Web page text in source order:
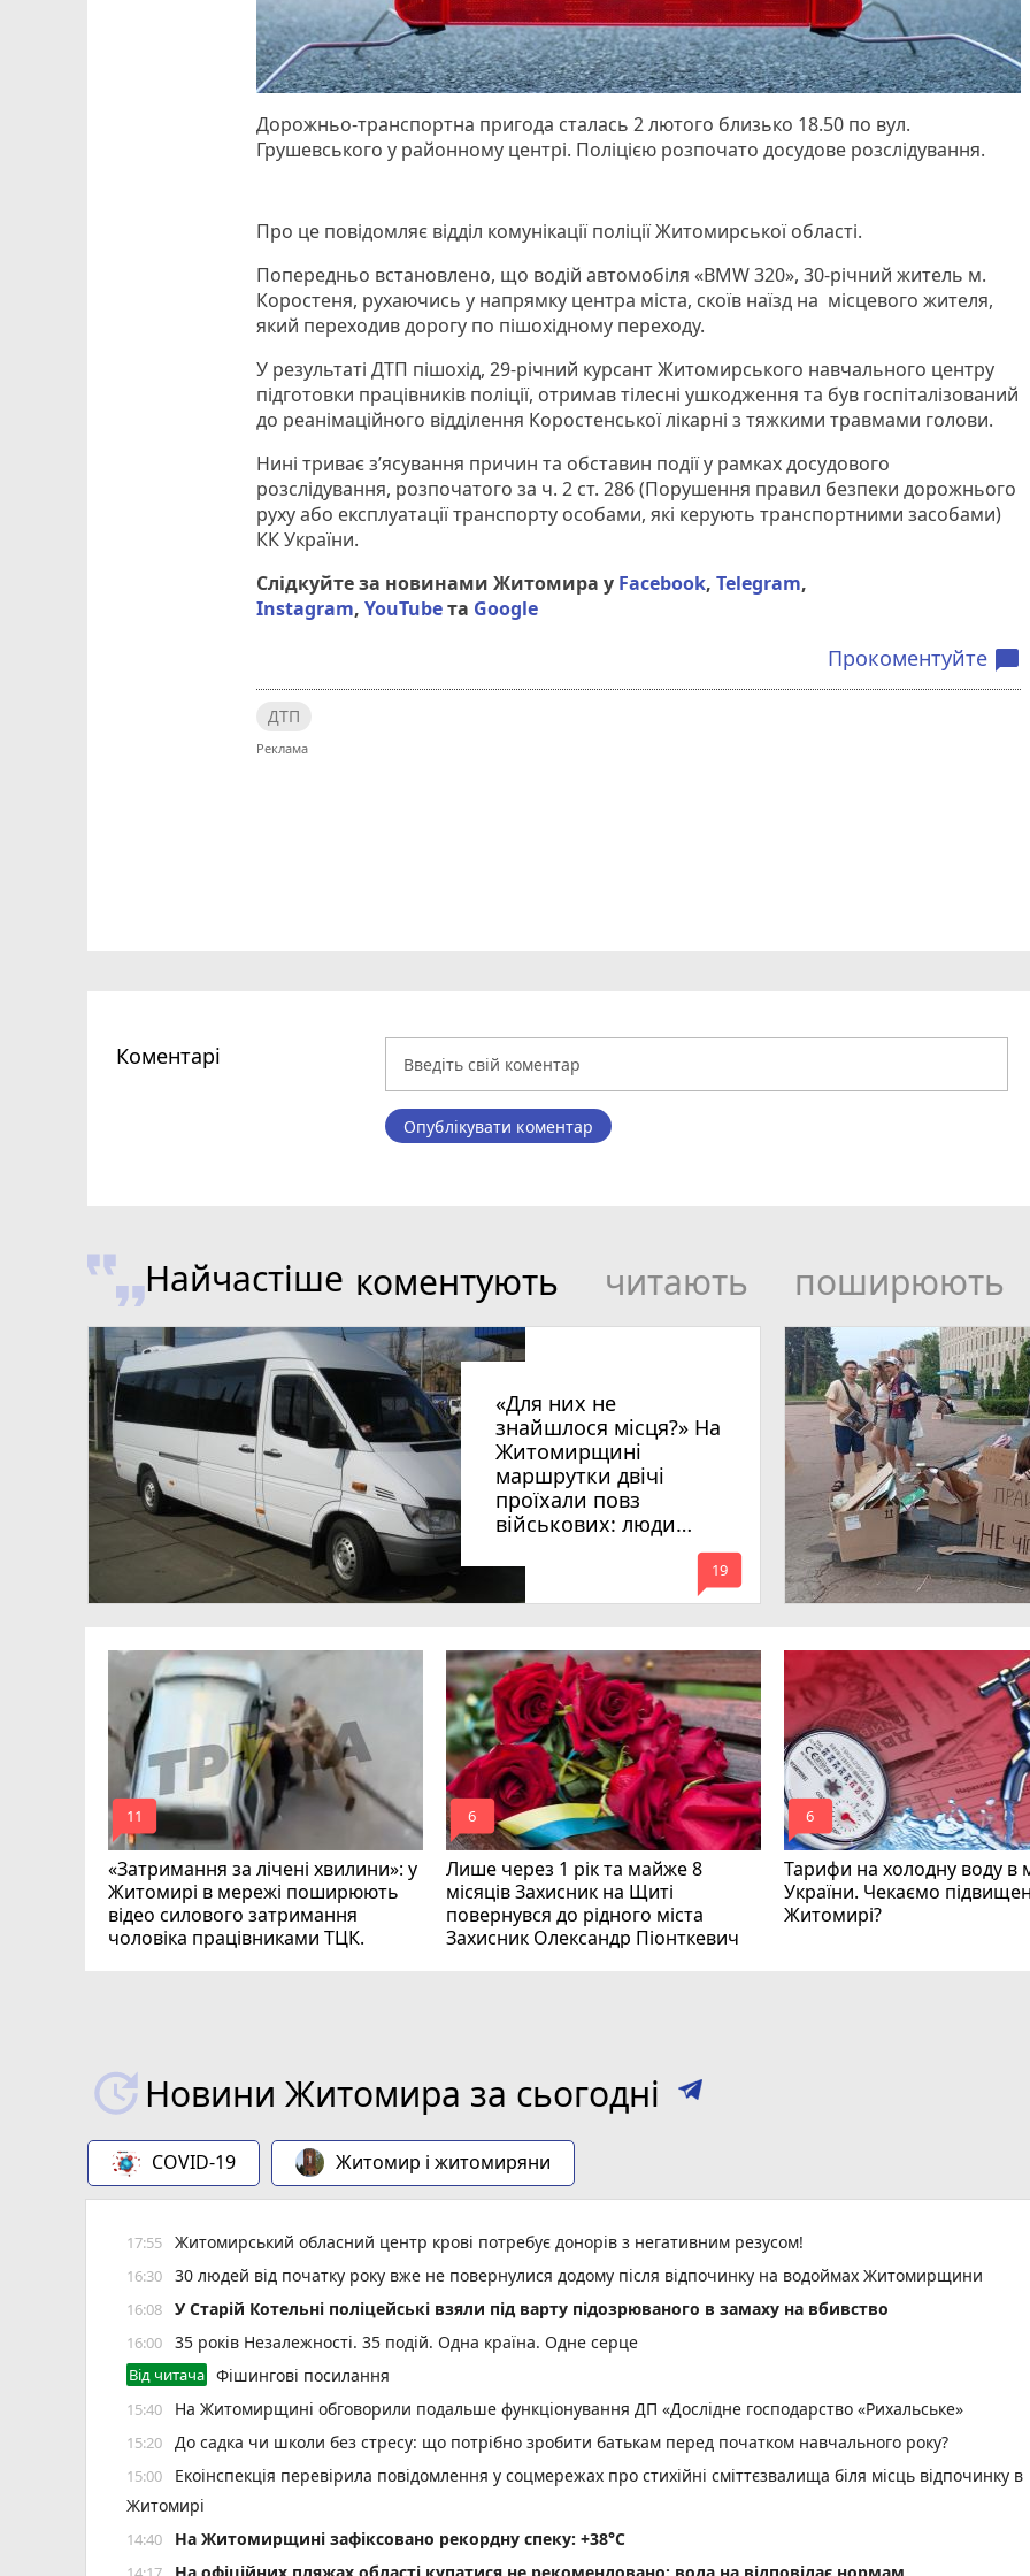
Дорожньо-транспортна пригода сталась 2 лютого близько 18.50 по вул.
Грушевського у районному центрі. Поліцією розпочато досудове розслідування.
Про це повідомляє відділ комунікації поліції Житомирської області.
Попередньо встановлено, що водій автомобіля «BMW 320», 30-річний житель м.
Коростеня, рухаючись у напрямку центра міста, скоїв наїзд на місцевого жителя,
який переходив дорогу по пішохідному переходу.
У результаті ДТП пішохід, 29-річний курсант Житомирського навчального центру
підготовки працівників поліції, отримав тілесні ушкодження та був госпіталізований
до реанімаційного відділення Коростенської лікарні з тяжкими травмами голови.
Нині триває з’ясування причин та обставин події у рамках досудового
розслідування, розпочатого за ч. 2 ст. 286 (Порушення правил безпеки дорожнього
руху або експлуатації транспорту особами, які керують транспортними засобами)
КК України.
Слідкуйте за новинами Житомира у Facebook,Telegram,
Instagram,YouTubeта Google
Прокоментуйте chat_bubble
ДТП
Коментарі
Опублікувати коментар
Найчастіше коментують читають поширюють
«Для них не
знайшлося місця?» На
Житомирщині
маршрутки двічі
проїхали повз
військових: люди
вимагають покарати
винних
mode_comment
19
«Затримання за лічені хвилини»: у
Житомирі в мережі поширюють
відео силового затримання
чоловіка працівниками ТЦК.
mode_comment
11
Лише через 1 рік та майже 8
місяців Захисник на Щиті
повернувся до рідного міста
Захисник Олександр Піонткевич
mode_comment
6
Тарифи на холодну воду в
України. Чекаємо
Житомирі?
mode_comment
6
Новини Житомира за сьогодні
COVID-19 Житомир і житомиряни
17:55 Житомирський обласний центр крові потребує донорів з негативним резусом!
16:30 30 людей від початку року вже не повернулися додому після відпочинку на водоймах Житомирщини
16:08 У Старій Котельні поліцейські взяли під варту підозрюваного в замаху на вбивство
16:00 35 років Незалежності. 35 подій. Одна країна. Одне серце
Від читача Фішингові посилання
15:40 На Житомирщині обговорили подальше функціонування ДП «Дослідне господарство «Рихальське»
15:20 До садка чи школи без стресу: що потрібно зробити батькам перед початком навчального року?
15:00
Екоінспекція перевірила повідомлення у соцмережах про стихійні сміттєзвалища біля місць відпочинку в
Житомирі
14:40 Н️а Житомирщині зафіксовано рекордну спеку: +38°C